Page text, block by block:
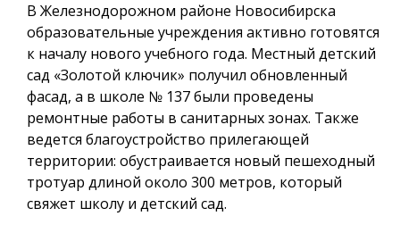
В Железнодорожном районе Новосибирска
образовательные учреждения активно готовятся
к началу нового учебного года. Местный детский
сад «Золотой ключик» получил обновленный
фасад, а в школе № 137 были проведены
ремонтные работы в санитарных зонах. Также
ведется благоустройство прилегающей
территории: обустраивается новый пешеходный
тротуар длиной около 300 метров, который
свяжет школу и детский сад.